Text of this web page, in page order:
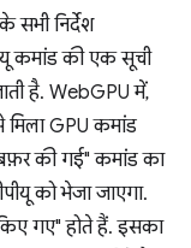
सभी निर्देश
कमांड की एक सूची
है. WebGPU में,
मिला GPU कमांड
की गई" कमांड का
को भेजा जाएगा.
गए" होते हैं. इसका